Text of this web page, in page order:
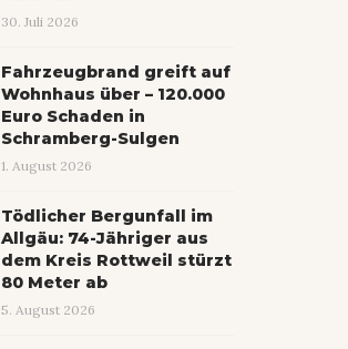
30. Juli 2026
Fahrzeugbrand greift auf
Wohnhaus über – 120.000
Euro Schaden in
Schramberg-Sulgen
1. August 2026
Tödlicher Bergunfall im
Allgäu: 74-Jähriger aus
dem Kreis Rottweil stürzt
80 Meter ab
5. August 2026